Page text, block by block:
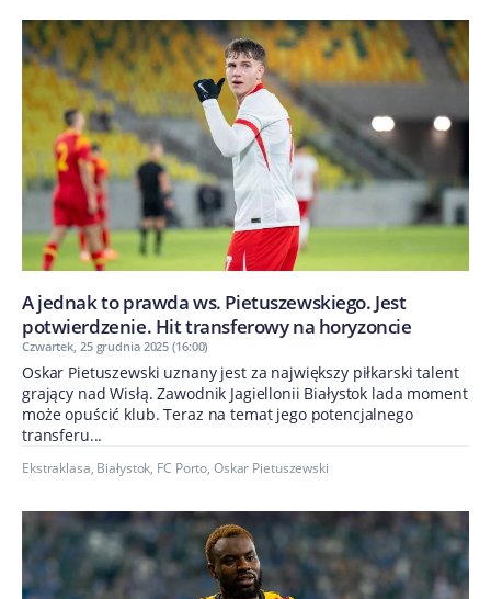
A jednak to prawda ws. Pietuszewskiego. Jest
potwierdzenie. Hit transferowy na horyzoncie
Czwartek, 25 grudnia 2025 (16:00)
Oskar Pietuszewski uznany jest za największy piłkarski talent
grający nad Wisłą. Zawodnik Jagiellonii Białystok lada moment
może opuścić klub. Teraz na temat jego potencjalnego
transferu...
Ekstraklasa, Białystok, FC Porto, Oskar Pietuszewski